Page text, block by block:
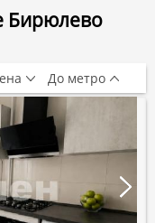
Бирюлево
До метро